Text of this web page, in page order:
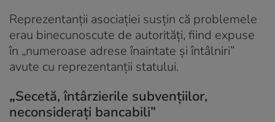
Reprezentanții asociației susțin că problemele
erau binecunoscute de autorități, fiind expuse
în „numeroase adrese înaintate și întâlniri”
avute cu reprezentanții statului.
„Secetă, întârzierile subvențiilor,
neconsiderați bancabili”